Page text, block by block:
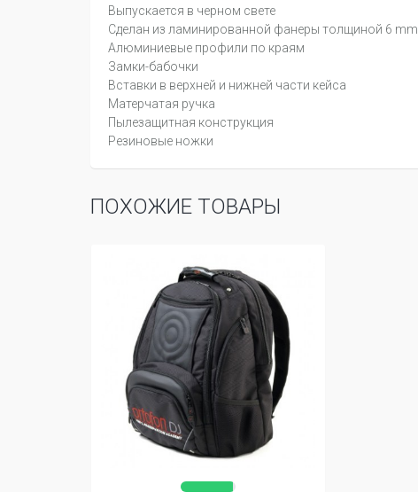
Выпускается в черном свете
Сделан из ламинированной фанеры толщиной 6 mm
Алюминиевые профили по краям
Замки-бабочки
Вставки в верхней и нижней части кейса
Матерчатая ручка
Пылезащитная конструкция
Резиновые ножки
ПОХОЖИЕ ТОВАРЫ